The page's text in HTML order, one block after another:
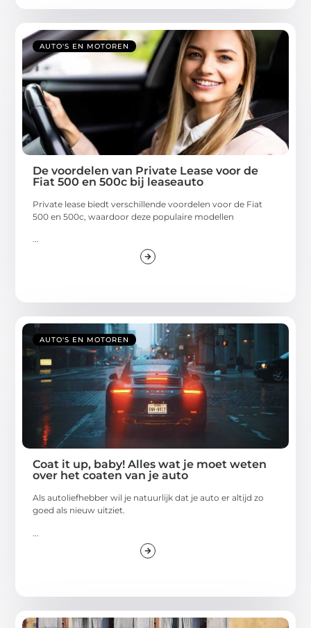
AUTO'S EN MOTOREN
De voordelen van Private Lease voor de
Fiat 500 en 500c bij leaseauto
Private lease biedt verschillende voordelen voor de Fiat
500 en 500c, waardoor deze populaire modellen
...
AUTO'S EN MOTOREN
Coat it up, baby! Alles wat je moet weten
over het coaten van je auto
Als autoliefhebber wil je natuurlijk dat je auto er altijd zo
goed als nieuw uitziet.